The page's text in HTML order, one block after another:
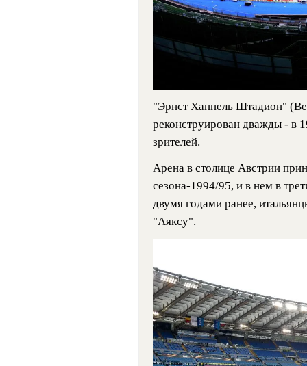
"Эрнст Хаппель Штадион"
реконструирован дважды - в
зрителей.
Арена в столице Австрии
сезона-1994/95, и в нем в
двумя годами ранее,
"Аяксу".